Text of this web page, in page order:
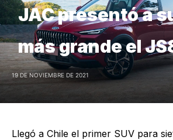
JAC presentó a
más grande el
19 DE NOVIEMBRE DE 2021
Llegó a Chile el primer SUV para